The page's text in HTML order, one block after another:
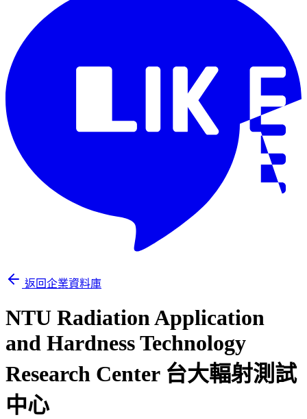
返回企業資料庫
NTU Radiation Application
and Hardness Technology
Research Center 台大輻射測試
中心